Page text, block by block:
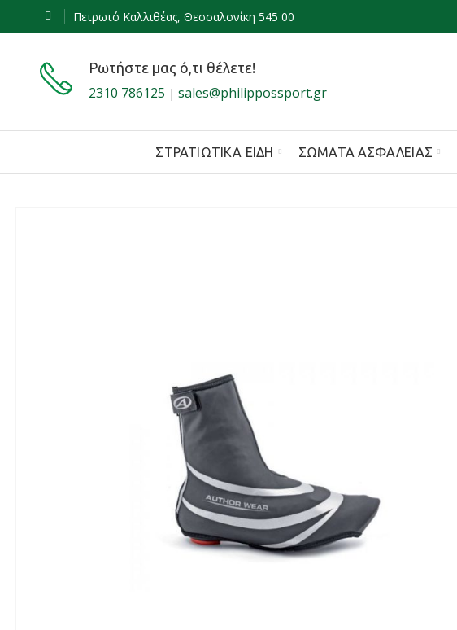
Πετρωτό Καλλιθέας, Θεσσαλονίκη 545 00
Ρωτήστε μας ό,τι θέλετε!
2310 786125 | sales@philippossport.gr
ΣΤΡΑΤΙΩΤΙΚΆ ΕΊΔΗ ΣΏΜΑΤΑ ΑΣΦΑΛΕΊΑΣ